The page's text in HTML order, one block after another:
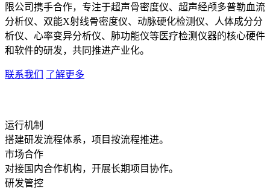
限公司携手合作，专注于超声骨密度仪、超声经颅多普勒血流
分析仪、双能X射线骨密度仪、动脉硬化检测仪、人体成分分
析仪、心率变异分析仪、肺功能仪等医疗检测仪器的核心硬件
和软件的研发，共同推进产业化。
联系我们 了解更多
运行机制
搭建研发流程体系，项目按流程推进。
市场合作
对接国内合作机构，开展长期项目协作。
研发管控